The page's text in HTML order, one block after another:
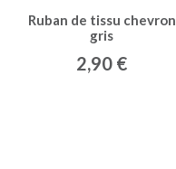
Ruban de tissu chevron
gris
2,90 €